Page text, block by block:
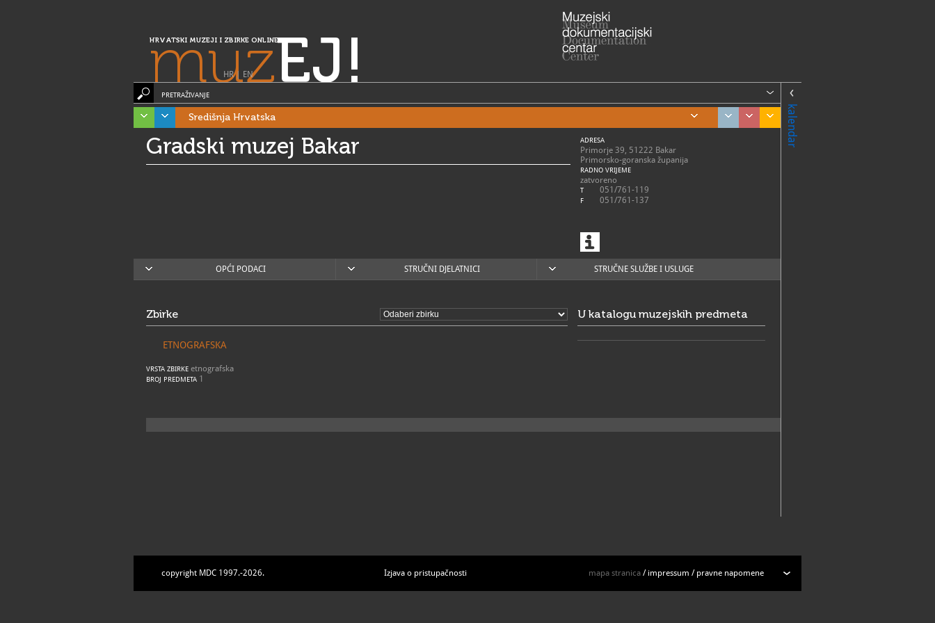
HRVATSKI MUZEJI I ZBIRKE ONLINE
muzEJ!
HR| EN
kalendar
PRETRAŽIVANJE
Središnja Hrvatska
Gradski muzej Bakar ADRESA
Primorje 39, 51222 Bakar
Primorsko-goranska županija
RADNO VRIJEME
zatvoreno
T 051/761-119
F 051/761-137
OPĆI PODACI STRUČNI DJELATNICI STRUČNE SLUŽBE I USLUGE
Zbirke
ETNOGRAFSKA
VRSTA ZBIRKE etnografska
BROJ PREDMETA 1
U katalogu muzejskih predmeta
copyright MDC 1997.-2026. Izjava o pristupačnosti mapa stranica / impressum / pravne napomene